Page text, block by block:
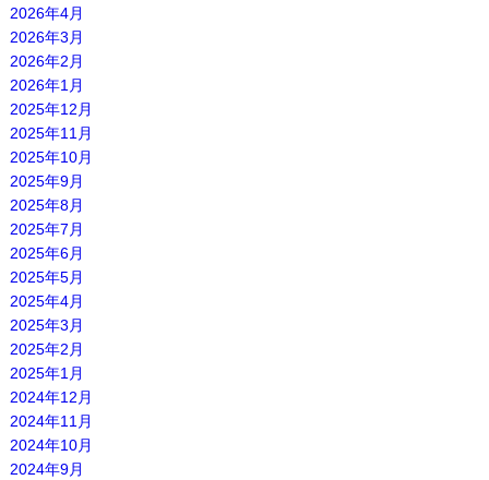
2026年4月
2026年3月
2026年2月
2026年1月
2025年12月
2025年11月
2025年10月
2025年9月
2025年8月
2025年7月
2025年6月
2025年5月
2025年4月
2025年3月
2025年2月
2025年1月
2024年12月
2024年11月
2024年10月
2024年9月